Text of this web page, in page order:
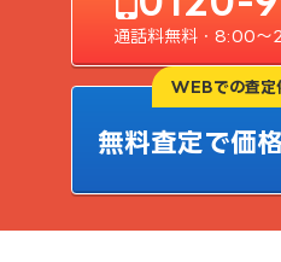
通話料無料・8:00〜
WEBでの査定
無料査定で価